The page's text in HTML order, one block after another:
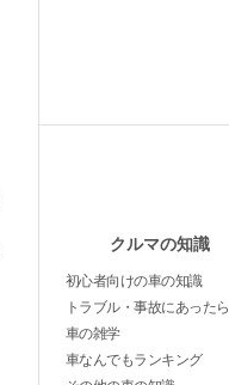
クルマの知識
初心者向けの車の知識
トラブル・事故にあったら
車の雑学
車なんでもランキング